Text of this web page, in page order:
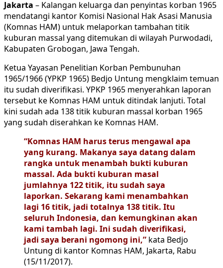
Jakarta – Kalangan keluarga dan penyintas korban 1965
mendatangi kantor Komisi Nasional Hak Asasi Manusia
(Komnas HAM) untuk melaporkan tambahan titik
kuburan massal yang ditemukan di wilayah Purwodadi,
Kabupaten Grobogan, Jawa Tengah.
Ketua Yayasan Penelitian Korban Pembunuhan
1965/1966 (YPKP 1965) Bedjo Untung mengklaim temuan
itu sudah diverifikasi. YPKP 1965 menyerahkan laporan
tersebut ke Komnas HAM untuk ditindak lanjuti. Total
kini sudah ada 138 titik kuburan massal korban 1965
yang sudah diserahkan ke Komnas HAM.
“Komnas HAM harus terus mengawal apa
yang kurang. Makanya saya datang dalam
rangka untuk menambah bukti kuburan
massal. Ada bukti kuburan masal
jumlahnya 122 titik, itu sudah saya
laporkan. Sekarang kami menambahkan
lagi 16 titik, jadi totalnya 138 titik. Itu
seluruh Indonesia, dan kemungkinan akan
kami tambah lagi. Ini sudah diverifikasi,
jadi saya berani ngomong ini,” kata Bedjo
Untung di kantor Komnas HAM, Jakarta, Rabu
(15/11/2017).